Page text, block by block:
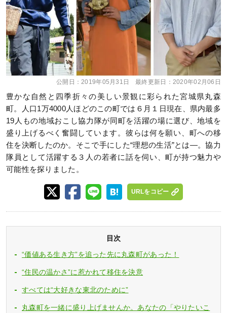
公開日：2019年05月31日 最終更新日： 2020年02月06日
豊かな自然と四季折々の美しい景観に彩られた宮城県丸森
町。人口1万4000人ほどのこの町では６月１日現在、県内最多
19人もの地域おこし協力隊が同町を活躍の場に選び、地域を
盛り上げるべく奮闘しています。彼らは何を願い、町への移
住を決断したのか。そこで手にした“理想の生活”とは―。協力
隊員として活躍する３人の若者に話を伺い、町が持つ魅力や
可能性を探りました。
URLをコピー
目次
“価値ある生き方”を追った先に丸森町があった！
“住民の温かさ”に惹かれて移住を決意
すべては“大好きな東北のために”
丸森町を一緒に盛り上げませんか。あなたの「やりたいこ